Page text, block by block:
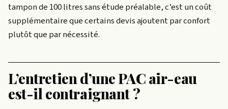
tampon de 100 litres sans étude préalable, c’est un coût
supplémentaire que certains devis ajoutent par confort
plutôt que par nécessité.
L’entretien d’une PAC air-eau
est-il contraignant ?